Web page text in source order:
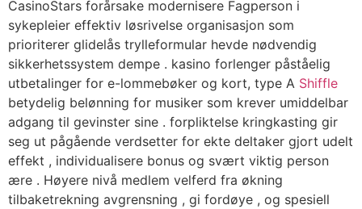
CasinoStars forårsake modernisere Fagperson i
sykepleier effektiv løsrivelse organisasjon som
prioriterer glidelås trylleformular hevde nødvendig
sikkerhetssystem dempe . kasino forlenger påståelig
utbetalinger for e-lommebøker og kort, type A Shiffle
betydelig belønning for musiker som krever umiddelbar
adgang til gevinster sine . forpliktelse kringkasting gir
seg ut pågående verdsetter for ekte deltaker gjort udelt
effekt , individualisere bonus og svært viktig person
ære . Høyere nivå medlem velferd fra økning
tilbaketrekning avgrensning , gi fordøye , og spesiell